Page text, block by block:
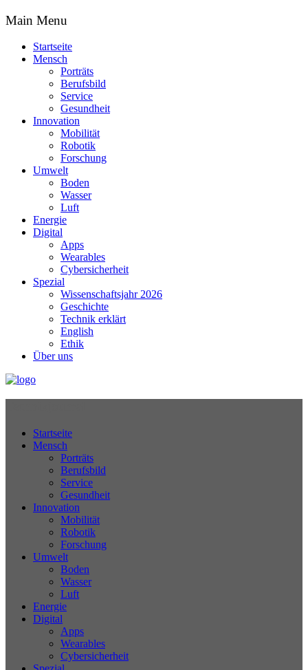
Main Menu
Startseite
Mensch
Porträts
Berufsbild
Service
Gesundheit
Innovation
Mobilität
Robotik
Forschung
Umwelt
Boden
Wasser
Luft
Energie
Digital
Apps
Wearables
Cybersicherheit
Spezial
Wissenschaftsjahr 2026
Geschichte
Technik erklärt
English
Ethik
Über uns
Startseite
Mensch
Porträts
Berufsbild
Service
Gesundheit
Innovation
Mobilität
Robotik
Forschung
Umwelt
Boden
Wasser
Luft
Energie
Digital
Apps
Wearables
Cybersicherheit